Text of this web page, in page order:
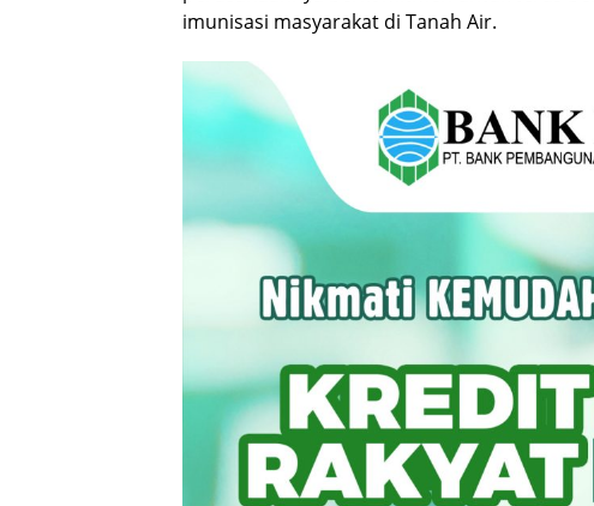
imunisasi masyarakat di Tanah Air.